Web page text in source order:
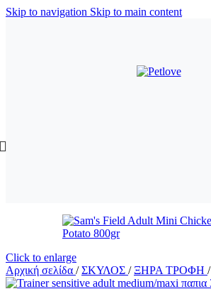
Skip to navigation Skip to main content
Click to enlarge
Αρχική σελίδα / ΣΚΥΛΟΣ / ΞΗΡΑ ΤΡΟΦΗ /